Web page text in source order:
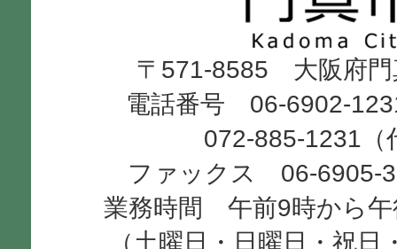
Kadoma
City
〒571-8585 大阪府門
電話番号 06-6902-
072-885-1231（
ファックス 06-6905-
業務時間 午前9時から午
（土曜日・日曜日・祝日